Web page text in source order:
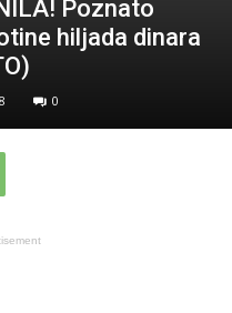
Poznato
hiljada dinara
0